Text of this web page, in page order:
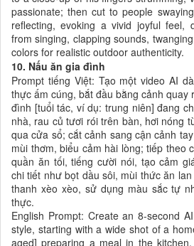
passionate; then cut to people
reflecting, evoking a vivid joyful feel,
from singing, clapping sounds,
colors for realistic outdoor authenticity.
10. Nấu ăn gia đình
Prompt tiếng Việt: Tạo một video AI
thực ấm cúng, bắt đầu bằng cảnh quay
đình [tuổi tác, ví dụ: trung niên] đang
nhà, rau củ tươi rói trên bàn, hơi nóng
qua cửa sổ; cắt cảnh sang cận cảnh
mùi thơm, biểu cảm hài lòng; tiếp theo
quần ăn tối, tiếng cười nói, tạo cảm
chi tiết như bọt dầu sôi, mùi thức ăn
thanh xèo xèo, sử dụng màu sắc tự
thực.
English Prompt: Create an 8-second
style, starting with a wide shot of a
aged] preparing a meal in the